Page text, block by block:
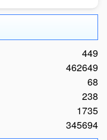
449
462649
68
238
1735
345694